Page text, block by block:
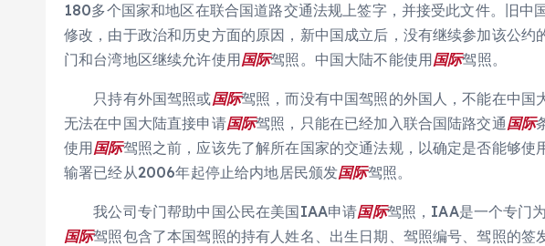
180多个国家和地区在联合国道路交通法规上签字，并接受此文件。旧中
修改，由于政治和历史方面的原因，新中国成立后，没有继续参加该公约
门和台湾地区继续允许使用国际驾照。中国大陆不能使用国际驾照。
只持有外国驾照或国际驾照，而没有中国驾照的外国人，不能在中国
无法在中国大陆直接申请国际驾照，只能在已经加入联合国陆路交通国际
使用国际驾照之前，应该先了解所在国家的交通法规，以确定是否能够使
输署已经从2006年起停止给内地居民颁发国际驾照。
我公司专门帮助中国公民在美国IAA申请国际驾照，IAA是一个专门
国际驾照包含了本国驾照的持有人姓名、出生日期、驾照编号、驾照的签